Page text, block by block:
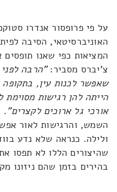
על פי פרופסור אנדרו
האוניברסיטאי, הסיבה
המציאות כפי שאנו תופסים
צ'יברס מסביר:"הרבה
שאפשר לכנות עין, בתקופה
הייתה להן רגישות מסוימת
אורכי גל ארוכים לקצרים".
השמש, והרגישות לאור
ולילה. כנראה שלא נדע
שהיצורים הללו לא תפסו
בהירים בזמן שהם ניזונו